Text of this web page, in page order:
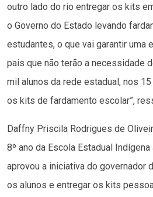
outro lado do rio entregar os kits
o Governo do Estado levando
estudantes, o que vai garantir uma
pais que não terão a necessidade
mil alunos da rede estadual, nos
os kits de fardamento escolar”,
Daffny Priscila Rodrigues de
8º ano da Escola Estadual
aprovou a iniciativa do governador
os alunos e entregar os kits